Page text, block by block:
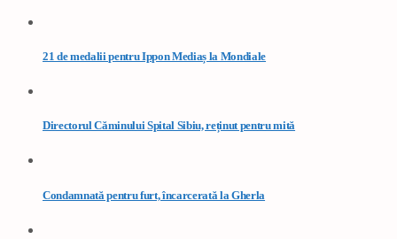
21 de medalii pentru Ippon Mediaș la Mondiale
Directorul Căminului Spital Sibiu, reținut pentru mită
Condamnată pentru furt, încarcerată la Gherla